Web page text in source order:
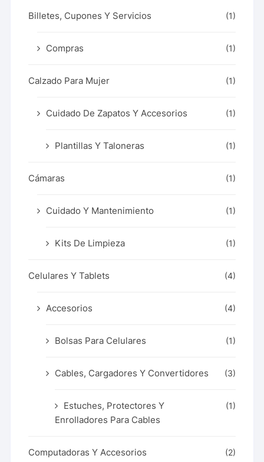
Billetes, Cupones Y Servicios (1)
Compras (1)
Calzado Para Mujer (1)
Cuidado De Zapatos Y Accesorios (1)
Plantillas Y Taloneras (1)
Cámaras (1)
Cuidado Y Mantenimiento (1)
Kits De Limpieza (1)
Celulares Y Tablets (4)
Accesorios (4)
Bolsas Para Celulares (1)
Cables, Cargadores Y Convertidores (3)
Estuches, Protectores Y
Enrolladores Para Cables
(1)
Computadoras Y Accesorios (2)